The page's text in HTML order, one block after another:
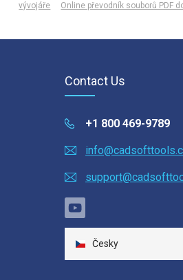
vývojáře
Online převodník souborů PDF
Contact Us
+1 800 469-9789
Česky